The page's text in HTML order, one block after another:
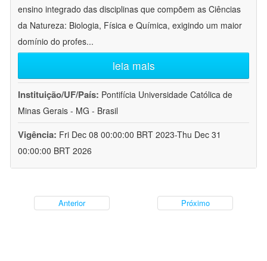
ensino integrado das disciplinas que compõem as Ciências
da Natureza: Biologia, Física e Química, exigindo um maior
domínio do profes...
leia mais
Instituição/UF/País: Pontifícia Universidade Católica de
Minas Gerais - MG - Brasil
Vigência: Fri Dec 08 00:00:00 BRT 2023-Thu Dec 31
00:00:00 BRT 2026
Anterior Próximo